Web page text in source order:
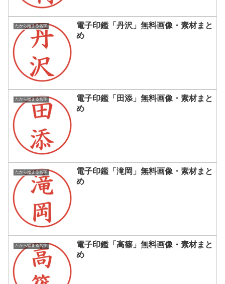
たから始まる名字
電子印鑑「丹沢」無料画像・素材まと
め
たから始まる名字
電子印鑑「田添」無料画像・素材まと
め
たから始まる名字
電子印鑑「滝岡」無料画像・素材まと
め
たから始まる名字
電子印鑑「高篠」無料画像・素材まと
め